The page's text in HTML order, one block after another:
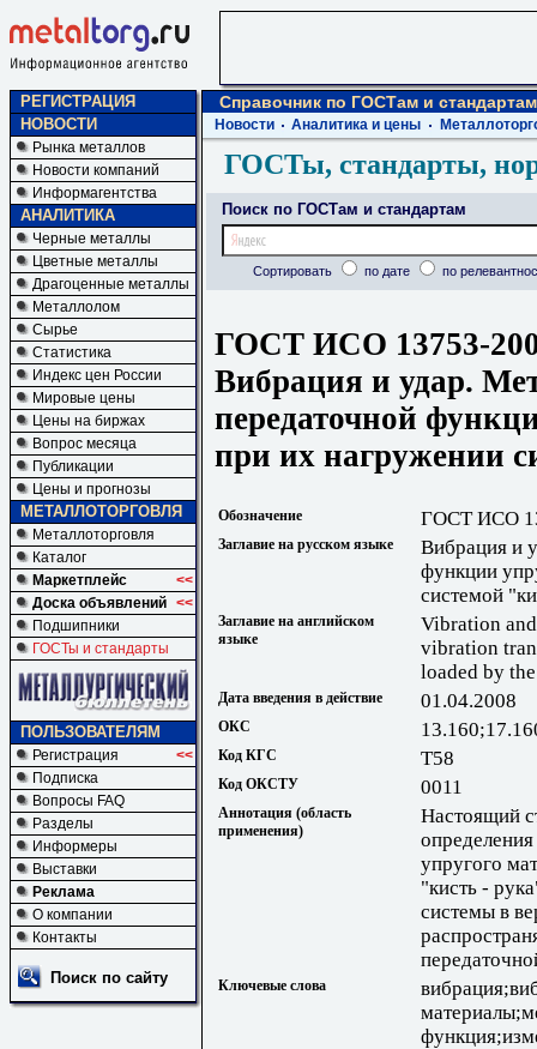
РЕГИСТРАЦИЯ
НОВОСТИ
Рынка металлов
Новости компаний
Информагентства
АНАЛИТИКА
Черные металлы
Цветные металлы
Драгоценные металлы
Металлолом
Сырье
Статистика
Индекс цен России
Мировые цены
Цены на биржах
Вопрос месяца
Публикации
Цены и прогнозы
МЕТАЛЛОТОРГОВЛЯ
Металлоторговля
Каталог
Маркетплейс
<<
Доска объявлений <<
Подшипники
ГОСТы и стандарты
ПОЛЬЗОВАТЕЛЯМ
Регистрация
<<
Подписка
Вопросы FAQ
Разделы
Информеры
Выставки
Реклама
О компании
Контакты
Поиск по сайту
Справочник по ГОСТам и стандартам
Новости Аналитика и цены
ГОСТы, стандарты,
Поиск по ГОСТам и стандартам
Сортировать по дате по
ГОСТ ИСО 13753-
Вибрация и удар.
передаточной
при их нагружении
Обозначение ГОСТ ИСО
Заглавие на русском языке
Вибрация и
функции
системой
Заглавие на английском
языке
Vibration
vibration
loaded by
Дата введения в действие 01.04.2008
ОКС
Код КГС Т58
Код ОКСТУ 0011
Аннотация (область
применения)
Настоящий
упругого
"кисть -
системы в
Ключевые слова